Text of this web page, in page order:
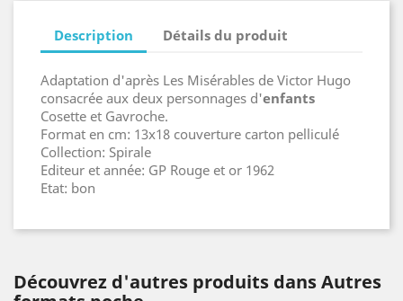
Description Détails du produit
Adaptation d'après Les Misérables de Victor Hugo
consacrée aux deux personnages d'enfants
Cosette et Gavroche.
Format en cm: 13x18 couverture carton pelliculé
Collection: Spirale
Editeur et année: GP Rouge et or 1962
Etat: bon
Découvrez d'autres produits dans Autres